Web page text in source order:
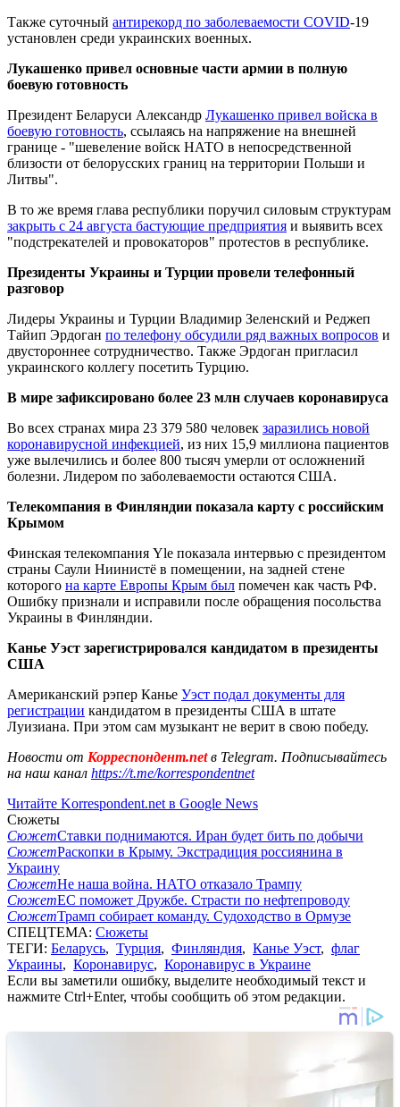
Также суточный антирекорд по заболеваемости COVID-19
установлен среди украинских военных.
Лукашенко привел основные части армии в полную
боевую готовность
Президент Беларуси Александр Лукашенко привел войска в
боевую готовность, ссылаясь на напряжение на внешней
границе - "шевеление войск НАТО в непосредственной
близости от белорусских границ на территории Польши и
Литвы".
В то же время глава республики поручил силовым структурам
закрыть с 24 августа бастующие предприятия и выявить всех
"подстрекателей и провокаторов" протестов в республике.
Президенты Украины и Турции провели телефонный
разговор
Лидеры Украины и Турции Владимир Зеленский и Реджеп
Тайип Эрдоган по телефону обсудили ряд важных вопросов и
двустороннее сотрудничество. Также Эрдоган пригласил
украинского коллегу посетить Турцию.
В мире зафиксировано более 23 млн случаев коронавируса
Во всех странах мира 23 379 580 человек заразились новой
коронавирусной инфекцией, из них 15,9 миллиона пациентов
уже вылечились и более 800 тысяч умерли от осложнений
болезни. Лидером по заболеваемости остаются США.
Телекомпания в Финляндии показала карту с российским
Крымом
Финская телекомпания Yle показала интервью с президентом
страны Саули Ниинистё в помещении, на задней стене
которого на карте Европы Крым был помечен как часть РФ.
Ошибку признали и исправили после обращения посольства
Украины в Финляндии.
Канье Уэст зарегистрировался кандидатом в президенты
США
Американский рэпер Канье Уэст подал документы для
регистрации кандидатом в президенты США в штате
Луизиана. При этом сам музыкант не верит в свою победу.
Новости от Корреспондент.netв Telegram. Подписывайтесь
на наш канал https://t.me/korrespondentnet
Читайте Korrespondent.net в Google News
Сюжеты
СюжетСтавки поднимаются. Иран будет бить по добычи
СюжетРаскопки в Крыму. Экстрадиция россиянина в
Украину
СюжетНе наша война. НАТО отказало Трампу
СюжетЕС поможет Дружбе. Страсти по нефтепроводу
СюжетТрамп собирает команду. Судоходство в Ормузе
СПЕЦТЕМА: Сюжеты
ТЕГИ: Беларусь, Турция, Финляндия, Канье Уэст, флаг
Украины, Коронавирус, Коронавирус в Украине
Если вы заметили ошибку, выделите необходимый текст и
нажмите Ctrl+Enter, чтобы сообщить об этом редакции.